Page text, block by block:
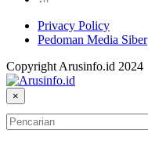
Privacy Policy
Pedoman Media Siber
Copyright Arusinfo.id 2024
×